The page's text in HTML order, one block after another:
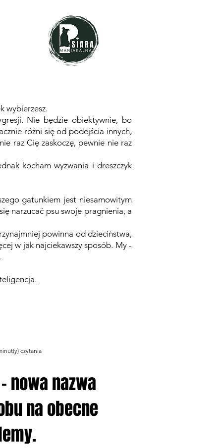
wybierzesz.
Nie będzie obiektywnie, bo
różni się od podejścia innych,
raz Cię zaskoczę, pewnie nie raz
kocham wyzwania i dreszczyk
gatunkiem jest niesamowitym
narzucać psu swoje pragnienia, a
powinna od dzieciństwa,
w jak najciekawszy sposób. My -
nowa nazwa
na obecne
czytania